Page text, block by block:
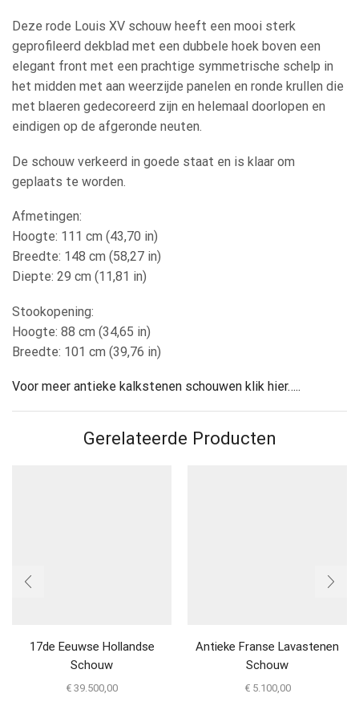
Deze rode Louis XV schouw heeft een mooi sterk
geprofileerd dekblad met een dubbele hoek boven een
elegant front met een prachtige symmetrische schelp in
het midden met aan weerzijde panelen en ronde krullen die
met blaeren gedecoreerd zijn en helemaal doorlopen en
eindigen op de afgeronde neuten.
De schouw verkeerd in goede staat en is klaar om
geplaats te worden.
Afmetingen:
Hoogte: 111 cm (43,70 in)
Breedte: 148 cm (58,27 in)
Diepte: 29 cm (11,81 in)
Stookopening:
Hoogte: 88 cm (34,65 in)
Breedte: 101 cm (39,76 in)
Voor meer antieke kalkstenen schouwen klik hier…..
Gerelateerde Producten
17de Eeuwse Hollandse
Schouw
€ 39.500,00
Antieke Franse Lavastenen
Schouw
€5.100,00